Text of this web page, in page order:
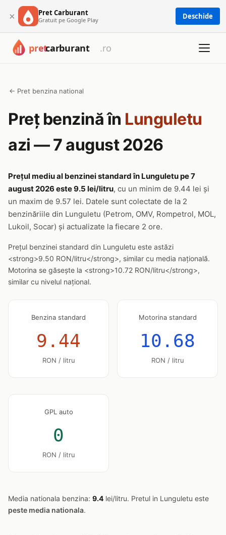
× Pret Carburant
Gratuit pe Google Play Deschide
← Pret benzina national
Preț benzină în Lunguletu
azi — 7 august 2026
Prețul mediu al benzinei standard în Lunguletu pe 7
august 2026 este 9.5 lei/litru, cu un minim de 9.44 lei și
un maxim de 9.57 lei. Datele sunt colectate de la 2
benzinăriile din Lunguletu (Petrom, OMV, Rompetrol, MOL,
Lukoil, Socar) și actualizate la fiecare 2 ore.
Prețul benzinei standard din Lunguletu este astăzi
<strong>9.50 RON/litru</strong>, similar cu media națională.
Motorina se găsește la <strong>10.72 RON/litru</strong>,
similar cu nivelul național.
Benzina standard
9.44
RON / litru
Motorina standard
10.68
RON / litru
GPL auto
0
RON / litru
Media nationala benzina: 9.4 lei/litru. Pretul in Lunguletu este
peste media nationala.